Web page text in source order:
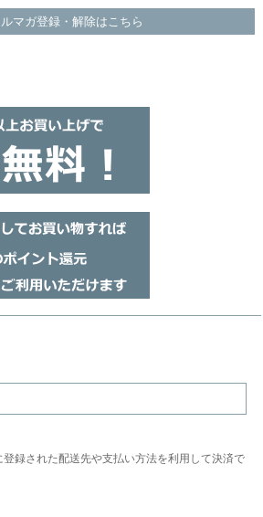
ルマガ登録・解除はこちら
録された配送先や支払い方法を利用して決済で